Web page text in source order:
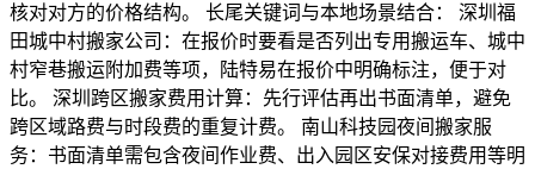
核对对方的价格结构。 长尾关键词与本地场景结合： 深圳福
田城中村搬家公司：在报价时要看是否列出专用搬运车、城中
村窄巷搬运附加费等项，陆特易在报价中明确标注，便于对
比。 深圳跨区搬家费用计算：先行评估再出书面清单，避免
跨区域路费与时段费的重复计费。 南山科技园夜间搬家服
务：书面清单需包含夜间作业费、出入园区安保对接费用等明